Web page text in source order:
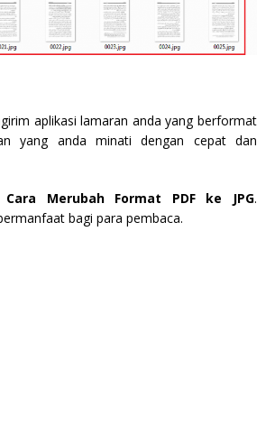
aplikasi lamaran anda yang berformat
yang anda minati dengan cepat dan
Cara Merubah Format PDF ke JPG.
bagi para pembaca.